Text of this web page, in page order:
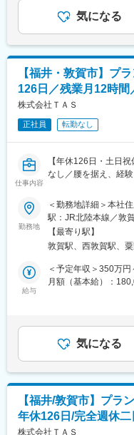
■働き方
・平均残業は11.4時間
L取引先の働き方改革
L全エンジニアに担当
状のプロジェクトの
す。
・在宅勤務可
・エンジニアファー
自身の希望に合った
ンスが豊富です。
顧客企業600社以上
通・医療・公共・教
案件を保有しておりま
店頭で使う販促ツー
的に携わって頂きま
する販促ツールや
の為の各種プロモー
■入社後の流れ/キャリ
まず店頭での接客か
くゆくお任せ致しま
教育など、クルーを
総合職として本部各
す。
員も多数います。自
す。
未経験の方にも手厚
を致します。入社時
内情報共有にも強み
バンクの一員として
●基礎研修
クルーに欠かせない
す。現場経験豊富な
未経験スタートなの
■希望休の取得しやすさ
シフト制のため、毎
■キャリアアップ事例
営業としてキャリア
勤務など未経験スタ
ングなど多岐にわた
～400万円販売クル
パーバイザー（販売
ャー（総合職正社員
の金額であり、選考
額)は固定手当を含め
気になる
【福井・敦賀市】プ
126日／残業月12時間
株式会社ＴＡＳ
正社員 転勤なし
仕事内容
【年休126日・土日
なし／腰を据え、経
■概要：
工場やプラント施設
むよう管理する仕事
施工会社、社内メン
を確認します。
験やスキルに応じて
・現場スタッフへの
・工事が予定どおり
・決められた品質で
・現場の安全ルールや
勤務地
＜勤務地詳細＞本社
駅：JR北陸本線／敦
囲：無
【最寄り駅】
敦賀駅、西敦賀駅、
給与
＜予定年収＞350万
月額（基本給）：
安の金額であり、選
(月額)は固定手当を含
気になる
【福井/敦賀市】プラ
年休126日/完全週休
株式会社ＴＡＳ